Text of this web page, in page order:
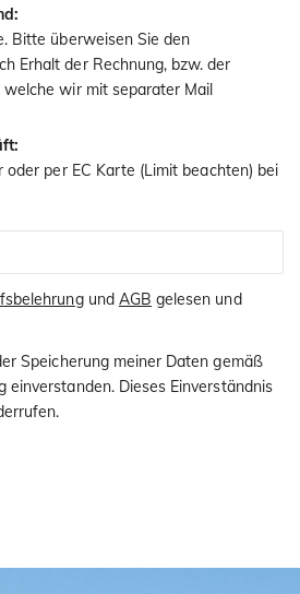
Bitte überweisen Sie den
Erhalt der Rechnung, bzw. der
wir mit separater Mail
per EC Karte (Limit beachten) bei
und AGB gelesen und
Speicherung meiner Daten gemäß
einverstanden. Dieses Einverständnis